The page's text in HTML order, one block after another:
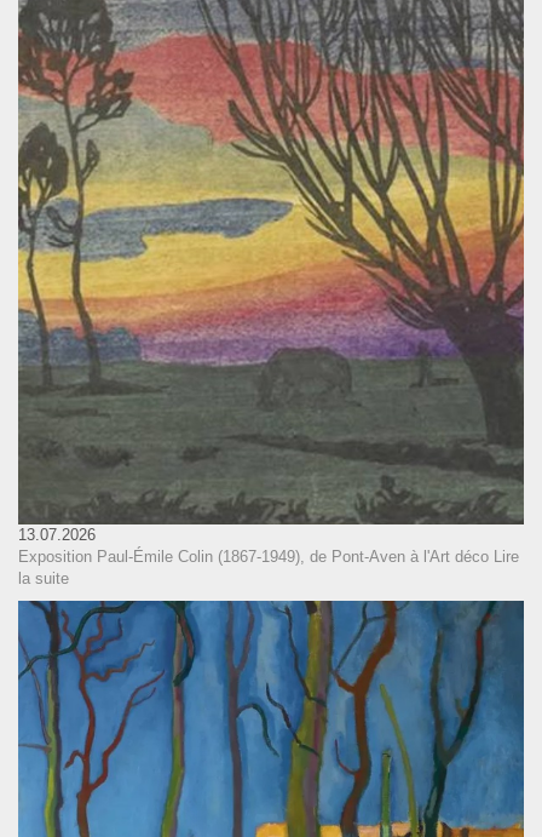
13.07.2026
Exposition Paul-Émile Colin (1867-1949), de Pont-Aven à l'Art déco Lire
la suite